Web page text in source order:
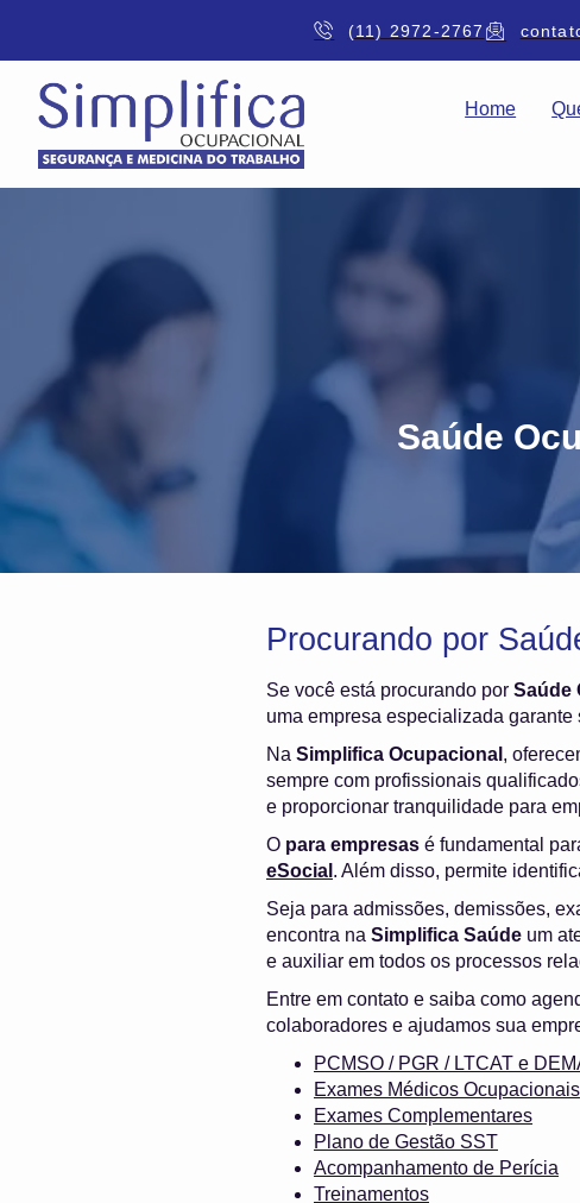
(11) 2972-2767
Home
Saúde
Procurando por
Se você está procurando por Saúde
uma empresa especializada
Na Simplifica Ocupacional ,
sempre com profissionais
e proporcionar tranquilidade para
O para empresas é fundamental
eSocial . Além disso, permite
Seja para admissões, demissões,
encontra na Simplifica Saúde um
e auxiliar em todos os processos
Entre em contato e saiba como
colaboradores e ajudamos sua
PCMSO / PGR / LTCAT e
Exames Médicos Ocupacionais
Exames Complementares
Plano de Gestão SST
Acompanhamento de Perícia
Treinamentos